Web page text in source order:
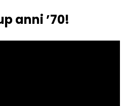
anni ’70!